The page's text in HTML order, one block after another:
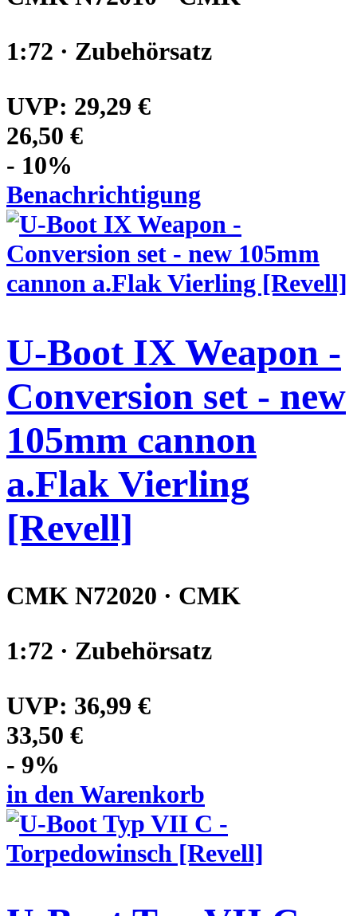
1:72 · Zubehörsatz
UVP: 29,29 €
26,50 €
- 10%
Benachrichtigung
U-Boot IX Weapon -
Conversion set - new
105mm cannon
a.Flak Vierling
[Revell]
CMK N72020 · CMK
1:72 · Zubehörsatz
UVP: 36,99 €
33,50 €
- 9%
in den Warenkorb